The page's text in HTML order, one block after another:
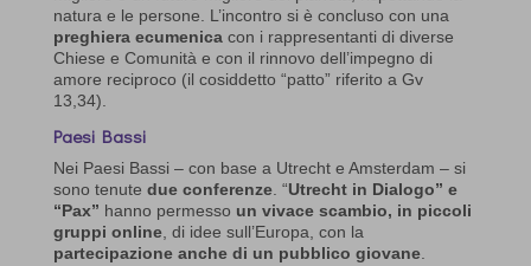
natura e le persone. L’incontro si è concluso con una
preghiera ecumenicacon i rappresentanti di diverse
Chiese e Comunità e con il rinnovo dell’impegno di
amore reciproco (il cosiddetto “patto” riferito a Gv
13,34).
Paesi Bassi
Nei Paesi Bassi – con base a Utrecht e Amsterdam – si
sono tenute due conferenze. “Utrecht in Dialogo” e
“Pax” hanno permesso un vivace scambio, in piccoli
gruppi online, di idee sull’Europa, con la
partecipazione anche di un pubblico giovane.